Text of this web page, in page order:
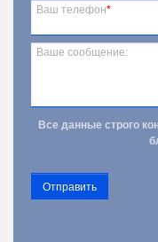
Ваш телефон*
Ваше сообщение:
Все данные строго
Отправить